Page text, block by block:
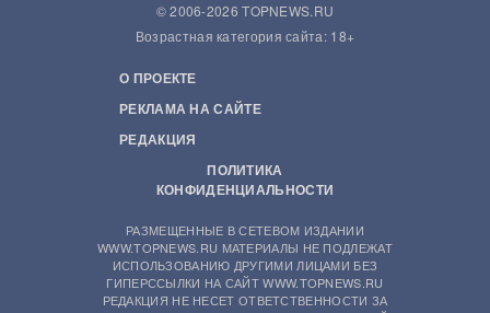
© 2006-2026 TOPNEWS.RU
Возрастная категория сайта: 18+
О ПРОЕКТЕ
РЕКЛАМА НА САЙТЕ
РЕДАКЦИЯ
ПОЛИТИКА
КОНФИДЕНЦИАЛЬНОСТИ
РАЗМЕЩЕННЫЕ В СЕТЕВОМ ИЗДАНИИ
WWW.TOPNEWS.RU МАТЕРИАЛЫ НЕ ПОДЛЕЖАТ
ИСПОЛЬЗОВАНИЮ ДРУГИМИ ЛИЦАМИ БЕЗ
ГИПЕРССЫЛКИ НА САЙТ WWW.TOPNEWS.RU
РЕДАКЦИЯ НЕ НЕСЕТ ОТВЕТСТВЕННОСТИ ЗА